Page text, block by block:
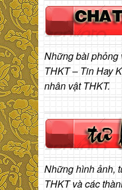
Những bài phỏng
THKT – Tin Hay
nhân vật THKT.
Những hình ảnh,
THKT và các